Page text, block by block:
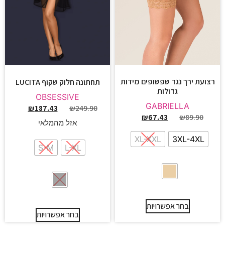
רצועת ירך נגד שפשופים מידות
גדולות
GABRIELLA
₪89.90
₪67.43
3XL-4XL
XL-XXL
בחר אפשרויות
תחתונה חלוק שקוף LUCITA
OBSESSIVE
₪249.90
₪187.43
אזל מהמלאי
L-XL
S-M
בחר אפשרויות